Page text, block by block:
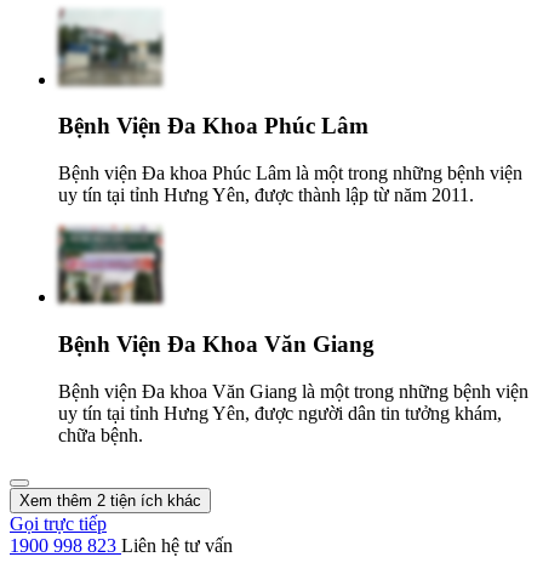
Bệnh Viện Đa Khoa Phúc Lâm
Bệnh viện Đa khoa Phúc Lâm là một trong những bệnh viện
uy tín tại tỉnh Hưng Yên, được thành lập từ năm 2011.
Bệnh Viện Đa Khoa Văn Giang
Bệnh viện Đa khoa Văn Giang là một trong những bệnh viện
uy tín tại tỉnh Hưng Yên, được người dân tin tưởng khám,
chữa bệnh.
Xem thêm 2 tiện ích khác
Gọi trực tiếp
1900 998 823 Liên hệ tư vấn